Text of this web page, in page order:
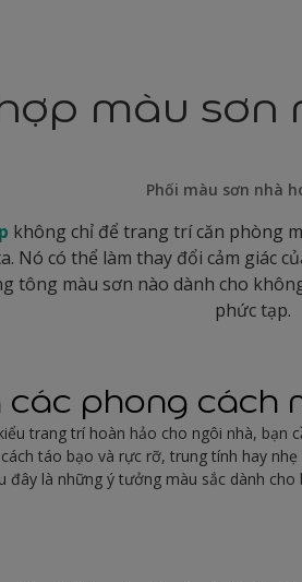
màu sơn
Phối màu sơn nhà
không chỉ để trang trí căn phòng
Nó có thể làm thay đổi cảm giác
tông màu sơn nào dành cho
phức tạp.
các phong cách
trang trí hoàn hảo cho ngôi nhà, bạn
táo bạo và rực rỡ, trung tính hay
đây là những ý tưởng màu sắc dành cho